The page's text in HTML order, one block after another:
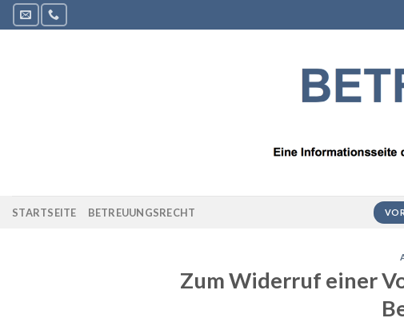
Zum
Inhalt
STARTSEITE BETREUUNGSRECHT
Zum Widerruf einer